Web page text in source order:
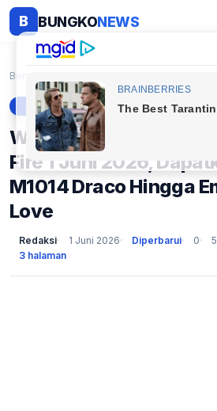
B BUNGKONEWS
Beranda
GAMING
Wajib Coba! 50+ Kode
Fire 1 Juni 2026,
M1014 Draco Hingga
Love
Redaksi 1 Juni 2026 Diperbarui 0
3 halaman